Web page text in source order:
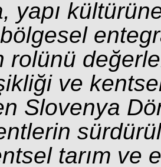
yapı
rolünü
ve
Slovenya
tarım ve